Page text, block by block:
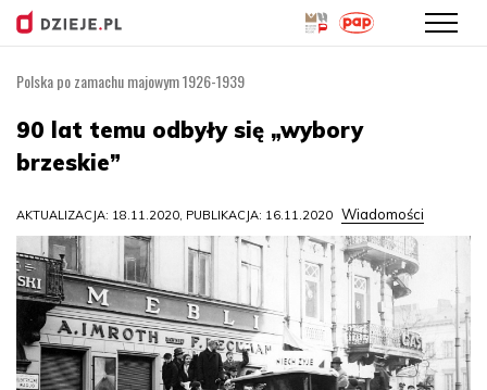
Przejdź
treści
Polska po zamachu majowym 1926-1939
90 lat temu odbyły się „wybory
brzeskie”
AKTUALIZACJA: 18.11.2020, PUBLIKACJA: 16.11.2020 Wiadomości